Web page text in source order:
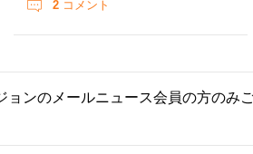
2コメント
ンのメールニュース会員の方のみ